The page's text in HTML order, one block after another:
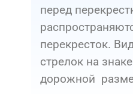
перед
перекресток.
стрелок на
дорожной